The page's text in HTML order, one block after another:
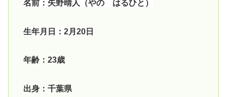
名前：矢野晴人（やの はるひと）
生年月日：2月20日
年齢：23歳
出身：千葉県